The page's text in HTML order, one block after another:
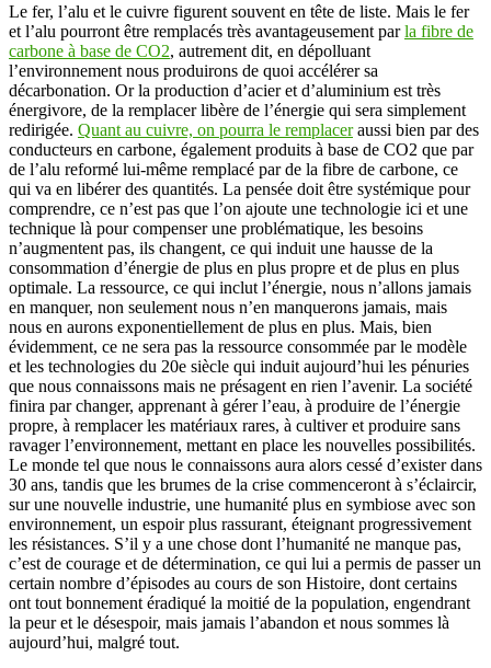
Le fer, l’alu et le cuivre figurent souvent en tête de liste. Mais le fer
et l’alu pourront être remplacés très avantageusement parla fibre de
carbone à base de CO2, autrement dit, en dépolluant
l’environnement nous produirons de quoi accélérer sa
décarbonation. Or la production d’acier et d’aluminium est très
énergivore, de la remplacer libère de l’énergie qui sera simplement
redirigée. Quant au cuivre, on pourra le remplaceraussi bien par des
conducteurs en carbone, également produits à base de CO2 que par
de l’alu reformé lui-même remplacé par de la fibre de carbone, ce
qui va en libérer des quantités. La pensée doit être systémique pour
comprendre, ce n’est pas que l’on ajoute une technologie ici et une
technique là pour compenser une problématique, les besoins
n’augmentent pas, ils changent, ce qui induit une hausse de la
consommation d’énergie de plus en plus propre et de plus en plus
optimale. La ressource, ce qui inclut l’énergie, nous n’allons jamais
en manquer, non seulement nous n’en manquerons jamais, mais
nous en aurons exponentiellement de plus en plus. Mais, bien
évidemment, ce ne sera pas la ressource consommée par le modèle
et les technologies du 20e siècle qui induit aujourd’hui les pénuries
que nous connaissons mais ne présagent en rien l’avenir. La société
finira par changer, apprenant à gérer l’eau, à produire de l’énergie
propre, à remplacer les matériaux rares, à cultiver et produire sans
ravager l’environnement, mettant en place les nouvelles possibilités.
Le monde tel que nous le connaissons aura alors cessé d’exister dans
30 ans, tandis que les brumes de la crise commenceront à s’éclaircir,
sur une nouvelle industrie, une humanité plus en symbiose avec son
environnement, un espoir plus rassurant, éteignant progressivement
les résistances. S’il y a une chose dont l’humanité ne manque pas,
c’est de courage et de détermination, ce qui lui a permis de passer un
certain nombre d’épisodes au cours de son Histoire, dont certains
ont tout bonnement éradiqué la moitié de la population, engendrant
la peur et le désespoir, mais jamais l’abandon et nous sommes là
aujourd’hui, malgré tout.